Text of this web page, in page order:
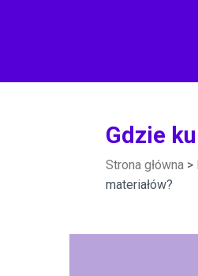
Gdzie
Strona główna >
materiałów?